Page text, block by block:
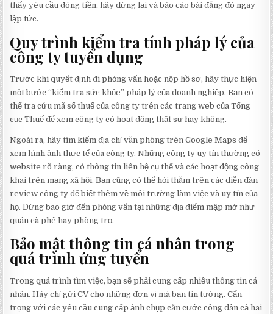
thấy yêu cầu đóng tiền, hãy dừng lại và báo cáo bài đăng đó ngay
lập tức.
Quy trình kiểm tra tính pháp lý của
công ty tuyển dụng
Trước khi quyết định đi phỏng vấn hoặc nộp hồ sơ, hãy thực hiện
một bước “kiểm tra sức khỏe” pháp lý của doanh nghiệp. Bạn có
thể tra cứu mã số thuế của công ty trên các trang web của Tổng
cục Thuế để xem công ty có hoạt động thật sự hay không.
Ngoài ra, hãy tìm kiếm địa chỉ văn phòng trên Google Maps để
xem hình ảnh thực tế của công ty. Những công ty uy tín thường có
website rõ ràng, có thông tin liên hệ cụ thể và các hoạt động công
khai trên mạng xã hội. Bạn cũng có thể hỏi thăm trên các diễn đàn
review công ty để biết thêm về môi trường làm việc và uy tín của
họ. Đừng bao giờ đến phỏng vấn tại những địa điểm mập mờ như
quán cà phê hay phòng trọ.
Bảo mật thông tin cá nhân trong
quá trình ứng tuyển
Trong quá trình tìm việc, bạn sẽ phải cung cấp nhiều thông tin cá
nhân. Hãy chỉ gửi CV cho những đơn vị mà bạn tin tưởng. Cẩn
trọng với các yêu cầu cung cấp ảnh chụp căn cước công dân cả hai